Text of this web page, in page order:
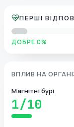
ПЕРШІ
ДОБРЕ 0%
ВПЛИВ НА
Магнітні бурі
1/10